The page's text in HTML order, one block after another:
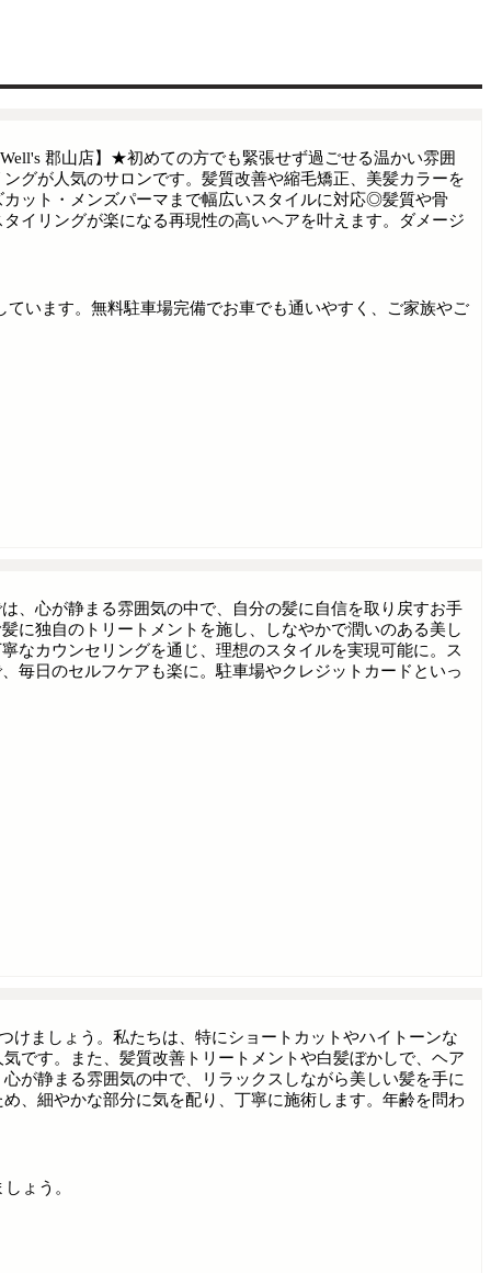
郡山店】★初めての方でも緊張せず過ごせる温かい雰囲
グが人気のサロンです。髪質改善や縮毛矯正、美髪カラーを
ット・メンズパーマまで幅広いスタイルに対応◎髪質や骨
イリングが楽になる再現性の高いヘアを叶えます。ダメージ
います。無料駐車場完備でお車でも通いやすく、ご家族やご
、心が静まる雰囲気の中で、自分の髪に自信を取り戻すお手
に独自のトリートメントを施し、しなやかで潤いのある美し
なカウンセリングを通じ、理想のスタイルを実現可能に。ス
毎日のセルフケアも楽に。駐車場やクレジットカードといっ
けましょう。私たちは、特にショートカットやハイトーンな
です。また、髪質改善トリートメントや白髪ぼかしで、ヘア
が静まる雰囲気の中で、リラックスしながら美しい髪を手に
、細やかな部分に気を配り、丁寧に施術します。年齢を問わ
ょう。